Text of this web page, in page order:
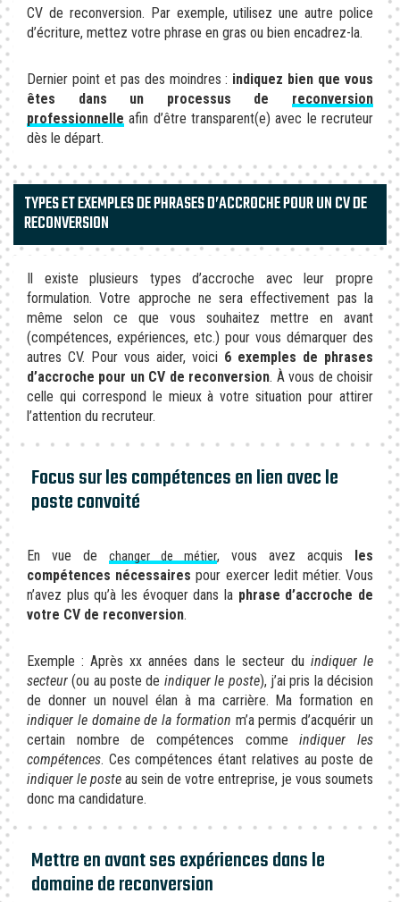
CV de reconversion. Par exemple, utilisez une autre police
d’écriture, mettez votre phrase en gras ou bien encadrez-la.
Dernier point et pas des moindres : indiquez bien que vous
êtes dans un processus de
reconversion
professionnelle afin d’être transparent(e) avec le recruteur
dès le départ.
TYPES ET EXEMPLES DE PHRASES D’ACCROCHE POUR UN CV DE
RECONVERSION
Il existe plusieurs types d’accroche avec leur propre
formulation. Votre approche ne sera effectivement pas la
même selon ce que vous souhaitez mettre en avant
(compétences, expériences, etc.) pour vous démarquer des
autres CV. Pour vous aider, voici 6 exemples de phrases
d’accroche pour un CV de reconversion. À vous de choisir
celle qui correspond le mieux à votre situation pour attirer
l’attention du recruteur.
Focus sur les compétences en lien avec le
poste convoité
En vue de changer de métier, vous avez acquis les
compétences nécessaires pour exercer ledit métier. Vous
n’avez plus qu’à les évoquer dans la phrase d’accroche de
votre CV de reconversion.
Exemple : Après xx années dans le secteur du indiquer le
secteur (ou au poste de indiquer le poste), j’ai pris la décision
de donner un nouvel élan à ma carrière. Ma formation en
indiquer le domaine de la formation m’a permis d’acquérir un
certain nombre de compétences commeindiquer les
compétences. Ces compétences étant relatives au poste de
indiquer le poste au sein de votre entreprise, je vous soumets
donc ma candidature.
Mettre en avant ses expériences dans le
domaine de reconversion